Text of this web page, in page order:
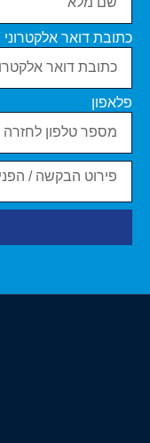
כתובת דואר אלקטרוני
פלאפון